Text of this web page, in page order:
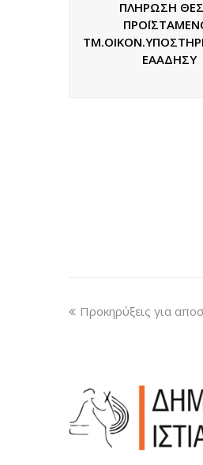
ΠΛΗΡΩΣΗ
ΕΑΑΔΗΣΥ
Προκηρύξεις για